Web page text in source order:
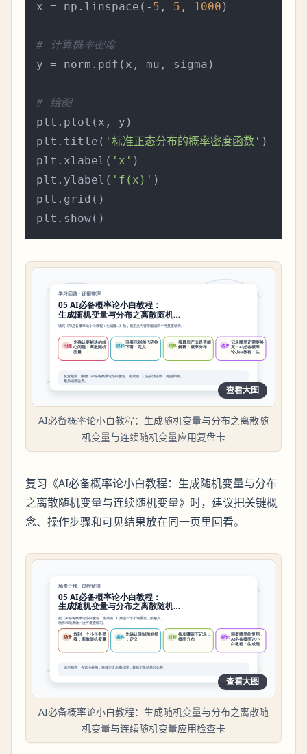
x = np.linspace(- 5 , 5 , 1000 )
# 计算概率密度
y = norm.pdf(x, mu, sigma)
# 绘图
plt.plot(x, y)
plt.title( '标准正态分布的概率密度函数' )
plt.xlabel( 'x' )
plt.ylabel( 'f(x)' )
plt.grid()
查看大图
AI必备概率论小白教程：生成随机变量与分布之离散随
机变量与连续随机变量应用复盘卡
复习《AI必备概率论小白教程：生成随机变量与分布
之离散随机变量与连续随机变量》时，建议把关键概
念、操作步骤和可见结果放在同一页里回看。
查看大图
AI必备概率论小白教程：生成随机变量与分布之离散随
机变量与连续随机变量应用检查卡